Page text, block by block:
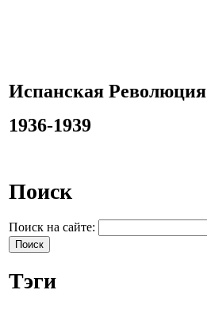
Испанская Революция
1936-1939
Поиск
Поиск на сайте:
Тэги